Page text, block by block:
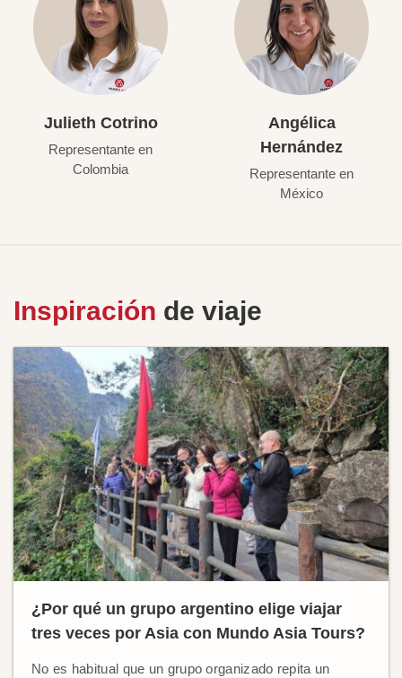
Julieth Cotrino
Representante en
Colombia
Angélica
Hernández
Representante en
México
Inspiración de viaje
¿Por qué un grupo argentino elige viajar
tres veces por Asia con Mundo Asia Tours?
No es habitual que un grupo organizado repita un